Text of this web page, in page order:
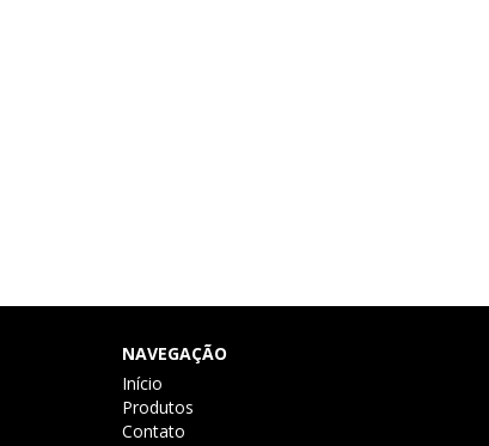
NAVEGAÇÃO
Início
Produtos
Contato